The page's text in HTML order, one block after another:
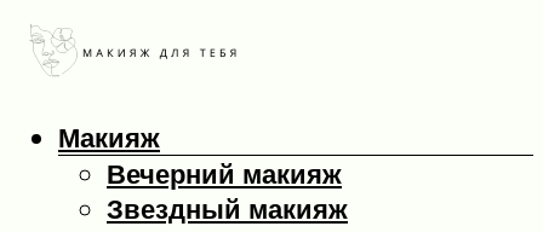
Макияж
Вечерний макияж
Звездный макияж